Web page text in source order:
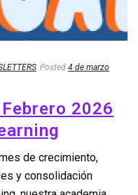
Posted 4 de marzo
2026
de crecimiento,
y consolidación